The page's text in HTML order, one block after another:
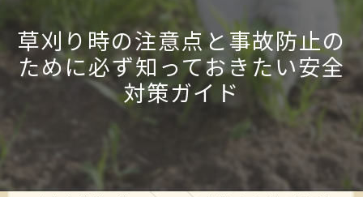
草刈り時の注意点と事故防止の
ために必ず知っておきたい安全
対策ガイド